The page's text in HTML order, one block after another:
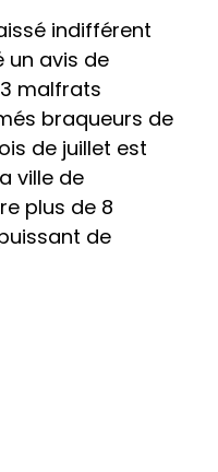
indifférent
un avis de
malfrats
braqueurs de
de juillet est
ville de
plus de 8
de